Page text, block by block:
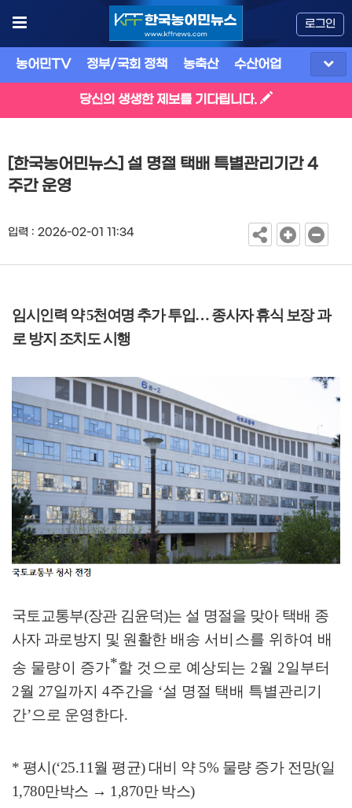
로그인
농어민TV 정부/국회 정책 농축산 수산어업
당신의 생생한 제보를 기다립니다.
[한국농어민뉴스] 설 명절 택배 특별관리기간 4
주간 운영
입력 : 2026-02-01 11:34
임시인력 약5천여명 추가 투입…종사자 휴식 보장 과
로 방지 조치도 시행
국토교통부(장관 김윤덕)는 설 명절을 맞아 택배 종
사자 과로방지 및 원활한 배송 서비스를 위하여 배
송 물량이 증가*할 것으로 예상되는 2월 2일부터
2월 27일까지 4주간을 ‘설 명절 택배 특별관리기
간’으로 운영한다.
* 평시 (‘25.11월 평균) 대비 약 5% 물량 증가 전망(일
1,780만박스 → 1,870만 박스)